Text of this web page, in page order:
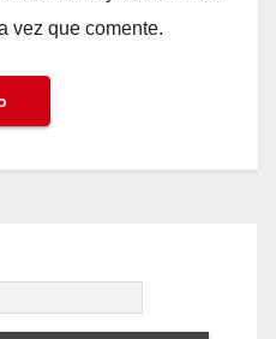
vez que comente.